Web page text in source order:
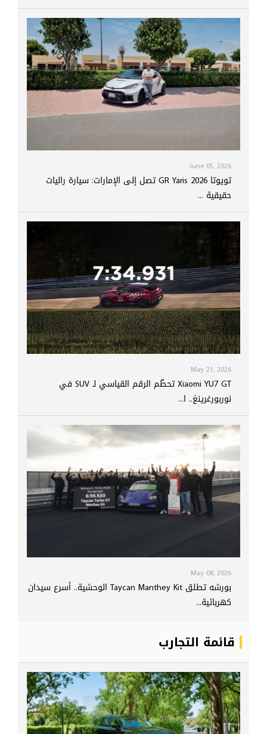
June 05, 2026
تويوتا GR Yaris 2026 تصل إلى الإمارات: سيارة راليات
حقيقية ...
May 21, 2026
Xiaomi YU7 GT تحطّم الرقم القياسي لـ SUV في
نوربورغرينغ.. ا...
May 08, 2026
بورشه تطلق Taycan Manthey Kit الوحشية.. أسرع سيدان
كهربائية...
قائمة التجارب